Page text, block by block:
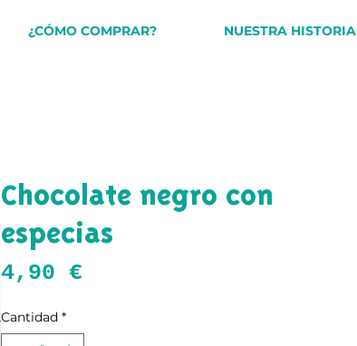
¿CÓMO COMPRAR? NUESTRA HISTORIA
Chocolate negro con
especias
4,90 €
Cantidad *